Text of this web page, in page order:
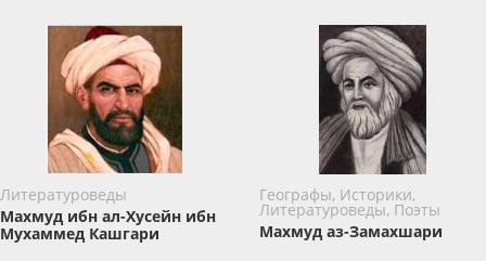
Литературоведы
Махмуд ибн ал-Хусейн ибн
Мухаммед Кашгари
Географы, Историки,
Литературоведы, Поэты
Махмуд аз-Замахшари